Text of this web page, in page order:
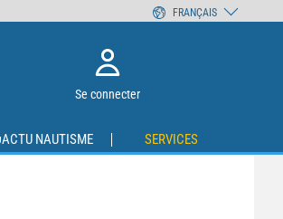
Se connecter
ACTU NAUTISME SERVICES
FRANÇAIS